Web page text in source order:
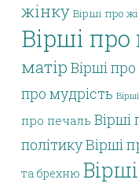
жінку Вірші про
Вірші
матір Вірші
про мудрість
про печаль Вірші
політикуВірші
та брехню